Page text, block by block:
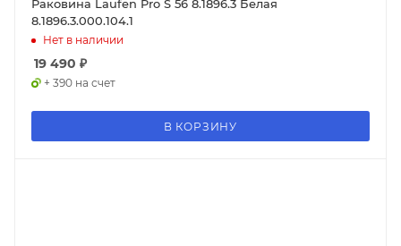
Раковина Laufen Pro S 56 8.1896.3 Белая
8.1896.3.000.104.1
Нет в наличии
19 490 ₽
+ 390 на счет
В КОРЗИНУ